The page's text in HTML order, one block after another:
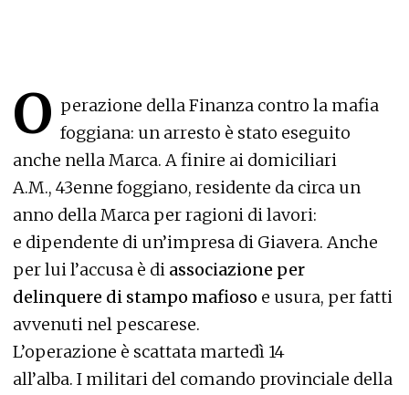
O perazione della Finanza contro la mafia
foggiana: un arresto è stato eseguito
anche nella Marca. A finire ai domiciliari
A.M., 43enne foggiano, residente da circa un
anno della Marca per ragioni di lavori:
e dipendente di un’impresa di Giavera. Anche
per lui l’accusa è di associazione per
delinquere di stampo mafioso e usura, per fatti
avvenuti nel pescarese.
L’operazione è scattata martedì 14
all’alba. I militari del comando provinciale della